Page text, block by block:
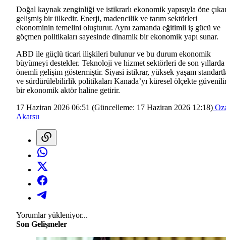
Doğal kaynak zenginliği ve istikrarlı ekonomik yapısıyla öne
gelişmiş bir ülkedir. Enerji, madencilik ve tarım sektörleri
ekonominin temelini oluşturur. Aynı zamanda eğitimli iş gücü ve
göçmen politikaları sayesinde dinamik bir ekonomik yapı sunar.
ABD ile güçlü ticari ilişkileri bulunur ve bu durum ekonomik
büyümeyi destekler. Teknoloji ve hizmet sektörleri de son yıllarda
önemli gelişim göstermiştir. Siyasi istikrar, yüksek yaşam
ve sürdürülebilirlik politikaları Kanada’yı küresel ölçekte
bir ekonomik aktör haline getirir.
17 Haziran 2026 06:51 (Güncelleme: 17 Haziran 2026 12:18)
Akarsu
Yorumlar yükleniyor...
Son Gelişmeler